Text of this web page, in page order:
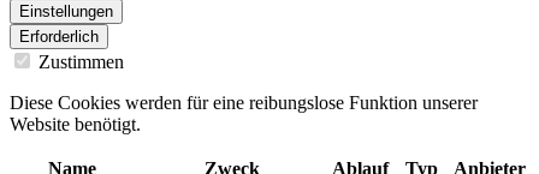
Einstellungen
Erforderlich
Zustimmen
Diese Cookies werden für eine reibungslose Funktion unserer
Website benötigt.
Name Zweck Ablauf Typ Anbieter